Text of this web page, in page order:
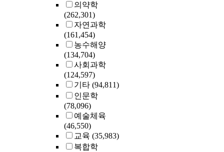
의약학
(262,301)
자연과학
(161,454)
농수해양
(134,704)
사회과학
(124,597)
기타 (94,811)
인문학
(78,096)
예술체육
(46,550)
교육 (35,983)
복합학